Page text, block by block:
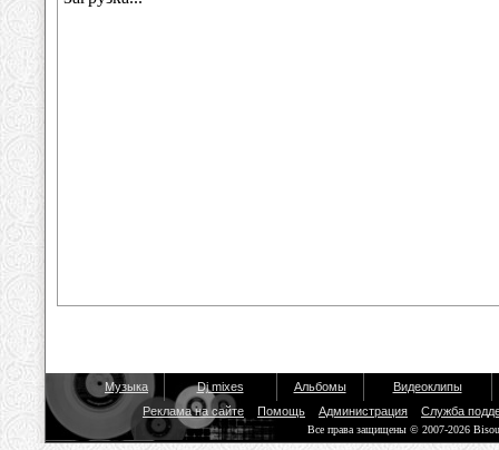
Музыка Dj mixes Альбомы
Видеоклипы
Реклама на сайте
Помощь Администрация Служба
Все права защищены © 2007-2026